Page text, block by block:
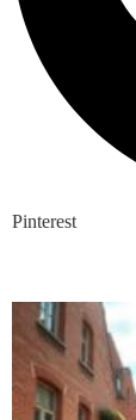
Pinterest